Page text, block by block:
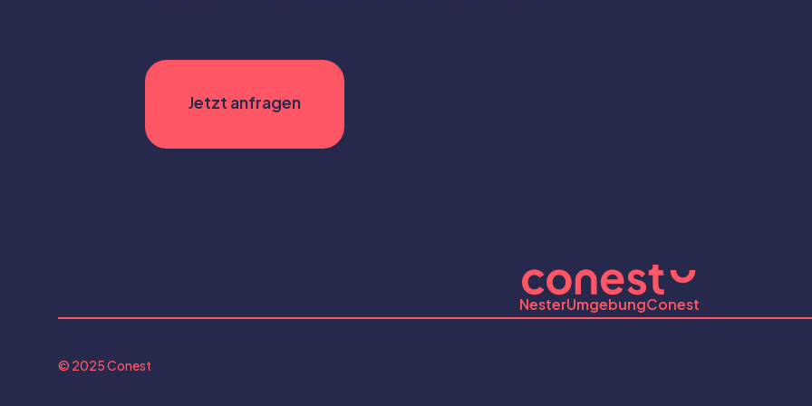
NesterUmgebungConest
© 2025 Conest